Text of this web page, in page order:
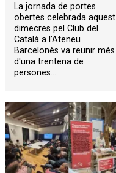
La jornada de portes
obertes celebrada aquest
dimecres pel Club del
Català a l’Ateneu
Barcelonès va reunir més
d'una trentena de
persones...